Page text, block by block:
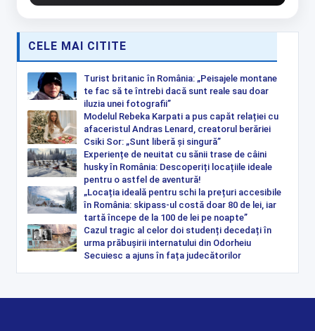
CELE MAI CITITE
Turist britanic în România: „Peisajele montane
te fac să te întrebi dacă sunt reale sau doar
iluzia unei fotografii”
Modelul Rebeka Karpati a pus capăt relației cu
afaceristul Andras Lenard, creatorul berăriei
Csiki Sor: „Sunt liberă și singură”
Experiențe de neuitat cu sănii trase de câini
husky în România: Descoperiți locațiile ideale
pentru o astfel de aventură!
„Locația ideală pentru schi la prețuri accesibile
în România: skipass-ul costă doar 80 de lei, iar
tartă începe de la 100 de lei pe noapte”
Cazul tragic al celor doi studenți decedați în
urma prăbușirii internatului din Odorheiu
Secuiesc a ajuns în fața judecătorilor